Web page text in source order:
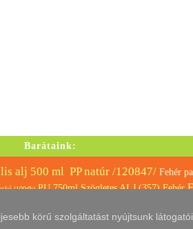
Barátaink:
alj 500 ml PP natúr /120847/ Fehér
(100db) PU 750ml Szögletes ALJ (357) Fehér
menübox / hamburgeres HP7
körű szolgáltatást nyújtsunk